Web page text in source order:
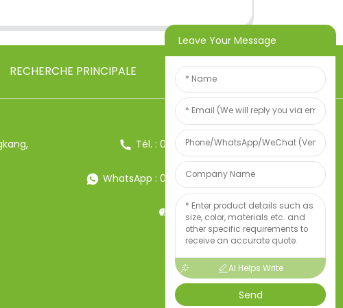
RECHERCHE PRINCIPALE
Tél. : 0086-13857957906
WhatsApp : 0086-13857957906
Poids:34247497
Leave Your Message
AI Helps Write
Send